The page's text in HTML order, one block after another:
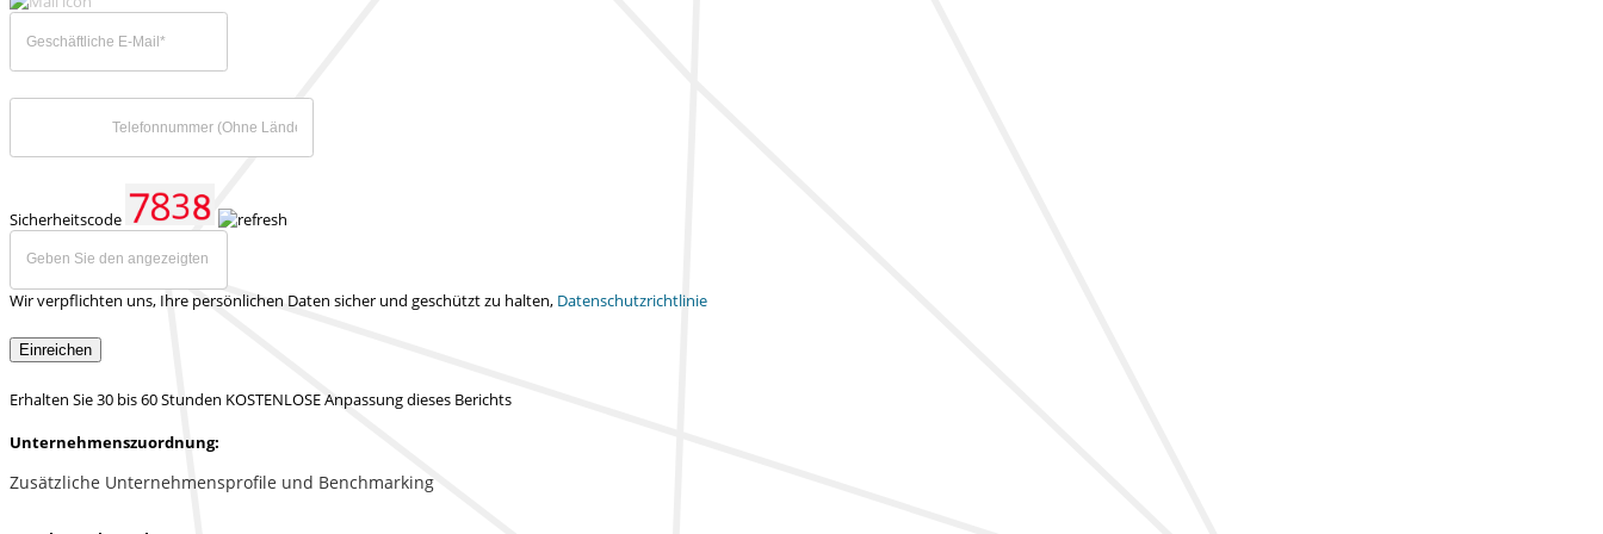
Sicherheitscode
Wir verpflichten uns, Ihre persönlichen Daten sicher und geschützt zu halten, Datenschutzrichtlinie
Einreichen
Erhalten Sie 30 bis 60 Stunden KOSTENLOSE Anpassung dieses Berichts
Unternehmenszuordnung:
Zusätzliche Unternehmensprofile und Benchmarking